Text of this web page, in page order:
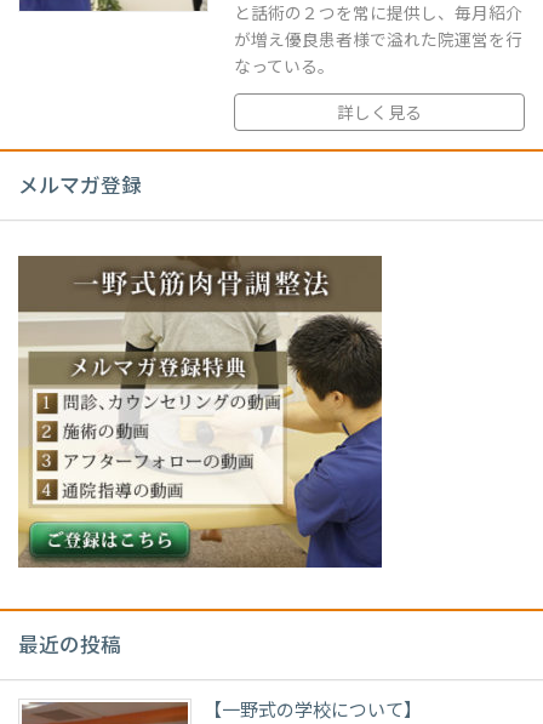
と話術の２つを常に提供し、毎月紹介
が増え優良患者様で溢れた院運営を行
なっている。
詳しく見る
メルマガ登録
最近の投稿
【一野式の学校について】